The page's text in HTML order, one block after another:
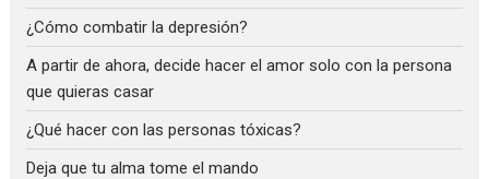
¿Cómo combatir la depresión?
A partir de ahora, decide hacer el amor solo con la persona
que quieras casar
¿Qué hacer con las personas tóxicas?
Deja que tu alma tome el mando